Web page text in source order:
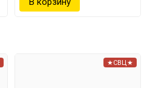
★СВЦ★